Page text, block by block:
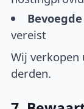
vereist
Wij verkopen
derden.